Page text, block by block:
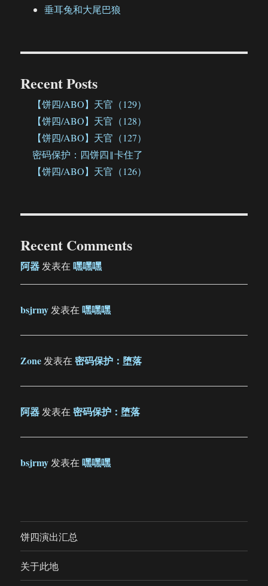
垂耳兔和大尾巴狼
Recent Posts
【饼四/ABO】天官（129）
【饼四/ABO】天官（128）
【饼四/ABO】天官（127）
密码保护：四饼四‖卡住了
【饼四/ABO】天官（126）
Recent Comments
阿器发表在嘿嘿嘿
bsjrmy发表在嘿嘿嘿
Zone发表在密码保护：堕落
阿器发表在密码保护：堕落
bsjrmy发表在嘿嘿嘿
饼四演出汇总
关于此地